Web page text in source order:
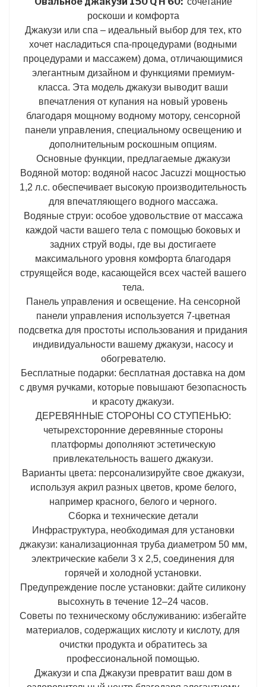
роскоши и комфорта
Джакузи или спа – идеальный выбор для тех, кто
хочет насладиться спа-процедурами (водными
процедурами и массажем) дома, отличающимися
элегантным дизайном и функциями премиум-
класса. Эта модель джакузи выводит ваши
впечатления от купания на новый уровень
благодаря мощному водному мотору, сенсорной
панели управления, специальному освещению и
дополнительным роскошным опциям.
Основные функции, предлагаемые джакузи
Водяной мотор: водяной насос Jacuzzi мощностью
1,2 л.с. обеспечивает высокую производительность
для впечатляющего водного массажа.
Водяные струи: особое удовольствие от массажа
каждой части вашего тела с помощью боковых и
задних струй воды, где вы достигаете
максимального уровня комфорта благодаря
струящейся воде, касающейся всех частей вашего
тела.
Панель управления и освещение. На сенсорной
панели управления используется 7-цветная
подсветка для простоты использования и придания
индивидуальности вашему джакузи, насосу и
обогревателю.
Бесплатные подарки: бесплатная доставка на дом
с двумя ручками, которые повышают безопасность
и красоту джакузи.
ДЕРЕВЯННЫЕ СТОРОНЫ СО СТУПЕНЬЮ:
четырехсторонние деревянные стороны
платформы дополняют эстетическую
привлекательность вашего джакузи.
Варианты цвета: персонализируйте свое джакузи,
используя акрил разных цветов, кроме белого,
например красного, белого и черного.
Сборка и технические детали
Инфраструктура, необходимая для установки
джакузи: канализационная труба диаметром 50 мм,
электрические кабели 3 x 2,5, соединения для
горячей и холодной установки.
Предупреждение после установки: дайте силикону
высохнуть в течение 12–24 часов.
Советы по техническому обслуживанию: избегайте
материалов, содержащих кислоту и кислоту, для
очистки продукта и обратитесь за
профессиональной помощью.
Джакузи и спа Джакузи превратит ваш дом в